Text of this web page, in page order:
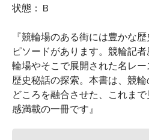
状態：Ｂ
『競輪場のある街には豊かな
ピソードがあります。競輪記
輪場やそこで展開された名レ
歴史秘話の探索。本書は、競
どころを融合させた、これま
感満載の一冊です』